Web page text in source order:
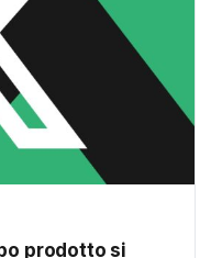
prodotto si